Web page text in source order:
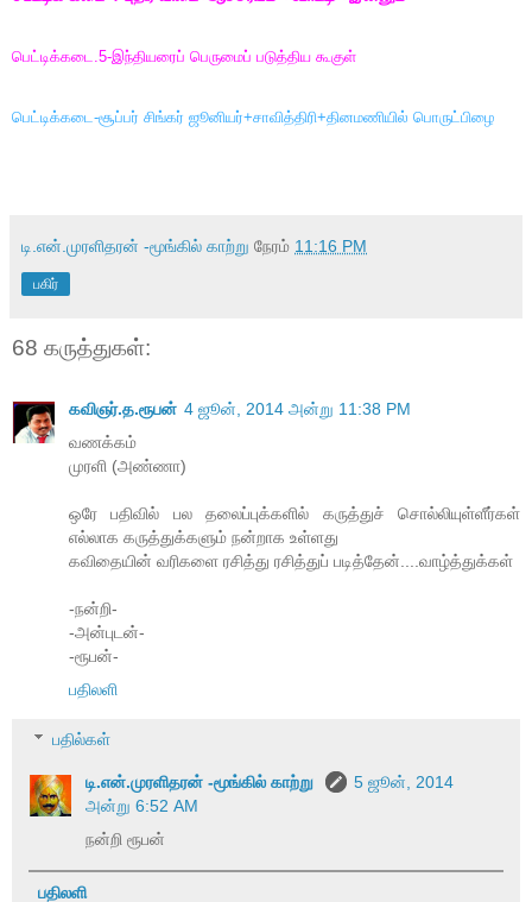
பெட்டிக்கடை.5-இந்தியரைப் பெருமைப் படுத்திய கூகுள்
பெட்டிக்கடை-சூப்பர் சிங்கர் ஜூனியர்+சாவித்திரி+தினமணியில் பொருட்பிழை
டி.என்.முரளிதரன் -மூங்கில் காற்று நேரம் 11:16 PM
பகிர்
68 கருத்துகள்:
கவிஞர்.த.ரூபன் 4 ஜூன், 2014 அன்று 11:38 PM
வணக்கம்
முரளி (அண்ணா)
ஒரே பதிவில் பல தலைப்புக்களில் கருத்துச் சொல்லியுள்ளீர்கள்
எல்லாக கருத்துக்களும் நன்றாக உள்ளது
கவிதையின் வரிகளை ரசித்து ரசித்துப் படித்தேன்....வாழ்த்துக்கள்
-நன்றி-
-அன்புடன்-
-ரூபன்-
பதிலளி
பதில்கள்
டி.என்.முரளிதரன் -மூங்கில் காற்று
5 ஜூன், 2014
அன்று 6:52 AM
நன்றி ரூபன்
பதிலளி